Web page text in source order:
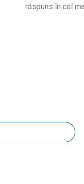
răspuns în cel